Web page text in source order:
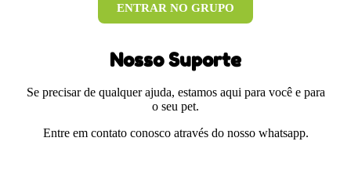
ENTRAR NO GRUPO
Nosso Suporte
Se precisar de qualquer ajuda, estamos aqui para você e para
o seu pet.
Entre em contato conosco através do nosso whatsapp.